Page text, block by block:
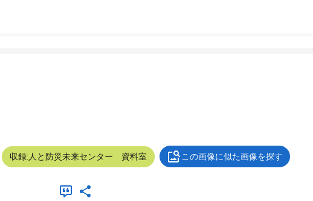
収録:人と防災未来センター 資料室 この画像に似た画像を探す